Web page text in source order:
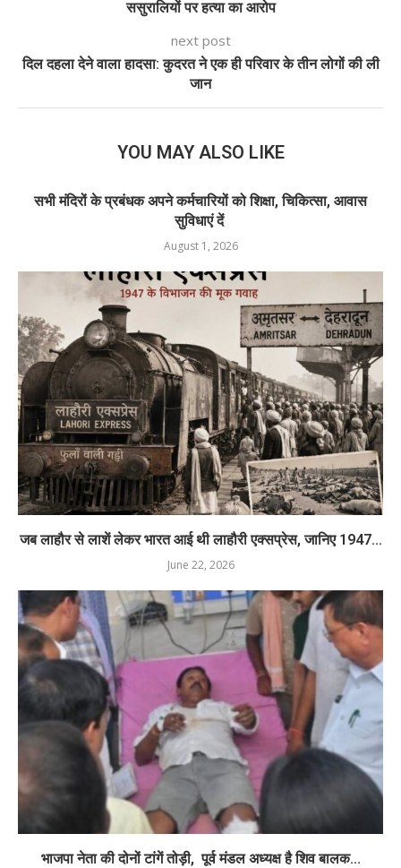
ससुरालियों पर हत्या का आरोप
next post
दिल दहला देने वाला हादसा: कुदरत ने एक ही परिवार के तीन लोगों की ली
जान
YOU MAY ALSO LIKE
सभी मंदिरों के प्रबंधक अपने कर्मचारियों को शि​क्षा, चिकित्सा, आवास
सुविधाएं दें
August 1, 2026
जब लाहौर से लाशें लेकर भारत आई थी लाहौरी एक्सप्रेस, जानिए 1947...
June 22, 2026
भाजपा नेता की दोनों टांगें तोड़ी, पूर्व मंडल अध्यक्ष है शिव बालक...